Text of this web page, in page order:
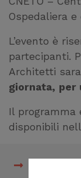
Ospedaliera e
L’evento è
partecipanti.
Architetti
giornata, per
Il programma
disponibili